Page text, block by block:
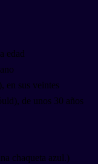
edad
en sus veintes
de unos 30 años
chaqueta azul.)